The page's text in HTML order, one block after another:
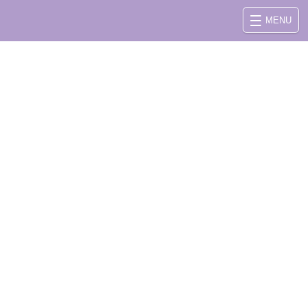
MENU